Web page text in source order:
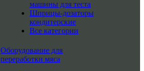
машины для теста
Шприцы-дозаторы
кондитерские
Все категории
Оборудование для
переработки мяса